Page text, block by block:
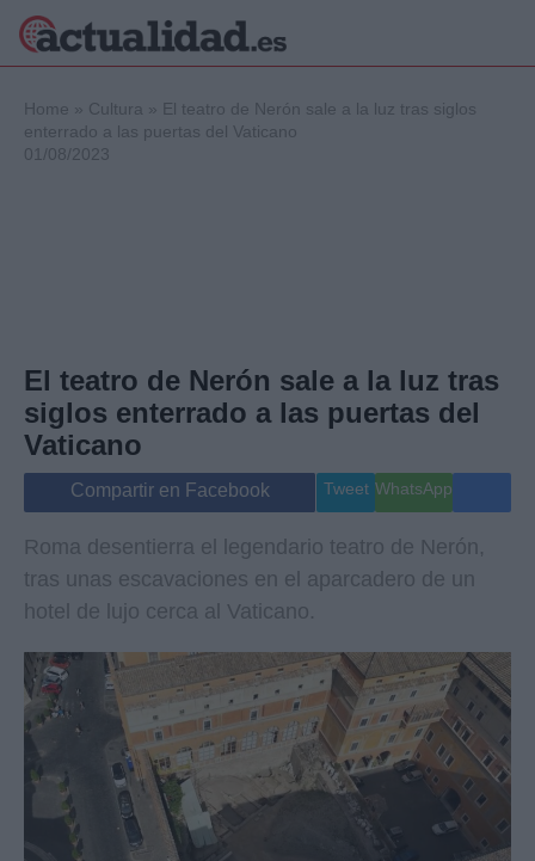
Internacional
Viajes
Gente
Musica
Home » Cultura » El teatro de Nerón sale a la luz tras siglos
enterrado a las puertas del Vaticano
01/08/2023
El teatro de Nerón sale a la luz tras
siglos enterrado a las puertas del
Vaticano
Compartir en Facebook Tweet WhatsApp
Roma desentierra el legendario teatro de Nerón,
tras unas escavaciones en el aparcadero de un
hotel de lujo cerca al Vaticano.